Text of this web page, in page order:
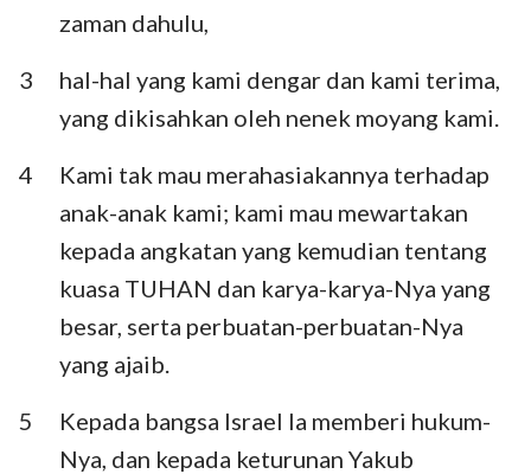
Ratapan
Daniel
Yoel Amos
Obaja Yunus
Mikha Nahum
Habakuk Zefanya
Hagai Zakharia
Maleakhi
zaman dahulu,
3
hal-hal yang kami dengar dan kami terima,
yang dikisahkan oleh nenek moyang kami.
4
Kami tak mau merahasiakannya terhadap
anak-anak kami; kami mau mewartakan
kepada angkatan yang kemudian tentang
kuasa TUHAN dan karya-karya-Nya yang
besar, serta perbuatan-perbuatan-Nya
yang ajaib.
5
Kepada bangsa Israel Ia memberi hukum-
Nya, dan kepada keturunan Yakub